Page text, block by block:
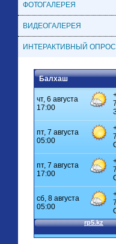
ФОТОГАЛЕРЕЯ
ВИДЕОГАЛЕРЕЯ
ИНТЕРАКТИВНЫЙ ОПРОС
Балхаш